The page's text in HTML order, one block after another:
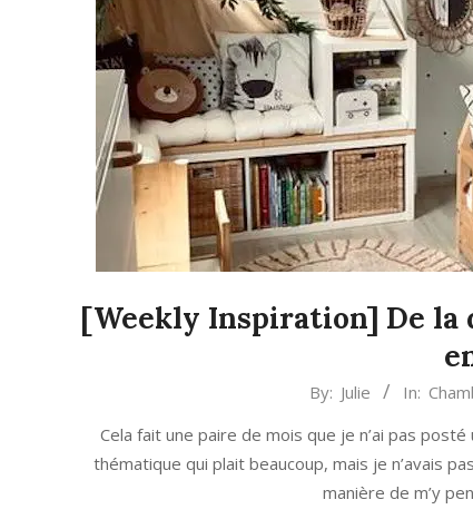
[Weekly Inspiration] De la
By: Julie In:
Cela fait une paire de mois que je n’ai pas
thématique qui plait beaucoup, mais je n’avais
manière de m’y